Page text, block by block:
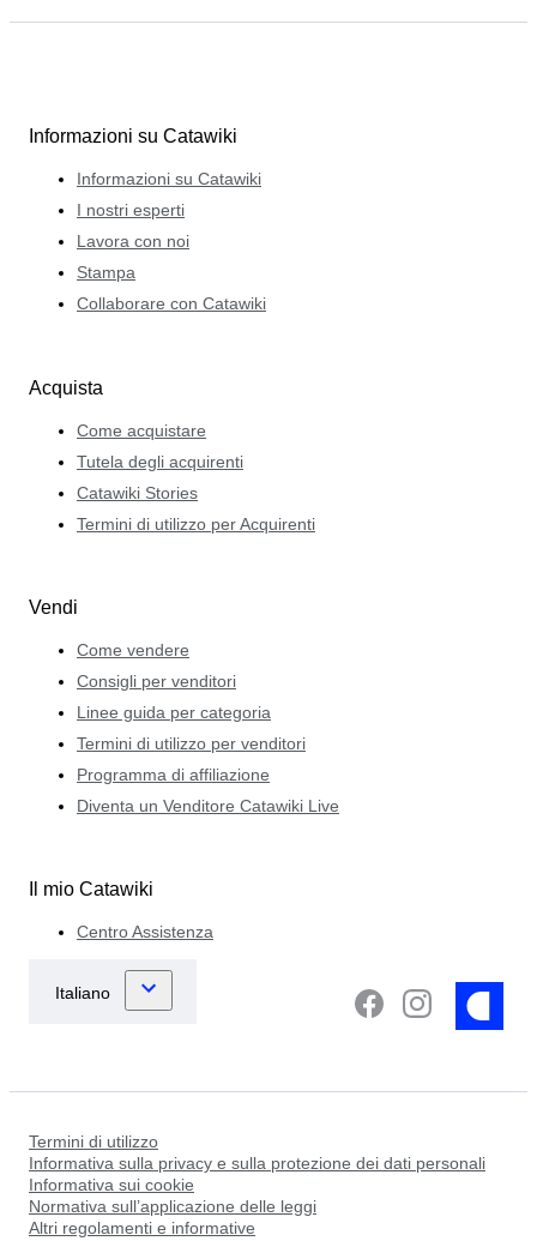
Informazioni su Catawiki
Informazioni su Catawiki
I nostri esperti
Lavora con noi
Stampa
Collaborare con Catawiki
Acquista
Come acquistare
Tutela degli acquirenti
Catawiki Stories
Termini di utilizzo per Acquirenti
Vendi
Come vendere
Consigli per venditori
Linee guida per categoria
Termini di utilizzo per venditori
Programma di affiliazione
Diventa un Venditore Catawiki Live
Il mio Catawiki
Centro Assistenza
Termini di utilizzo
Informativa sulla privacy e sulla protezione dei dati personali
Informativa sui cookie
Normativa sull’applicazione delle leggi
Altri regolamenti e informative